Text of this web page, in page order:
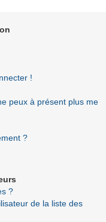
!
peux à présent plus me
?
?
de la liste des